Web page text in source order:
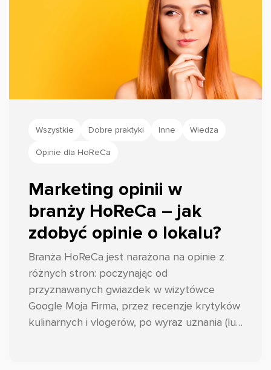
Wszystkie Dobre praktyki Inne Wiedza
Opinie dla HoReCa
Marketing opinii w
branży HoReCa – jak
zdobyć opinie o lokalu?
Branża HoReCa jest narażona na opinie z
różnych stron: poczynając od
przyznawanych gwiazdek w wizytówce
Google Moja Firma, przez recenzje krytyków
kulinarnych i vlogerów, po wyraz uznania (lub